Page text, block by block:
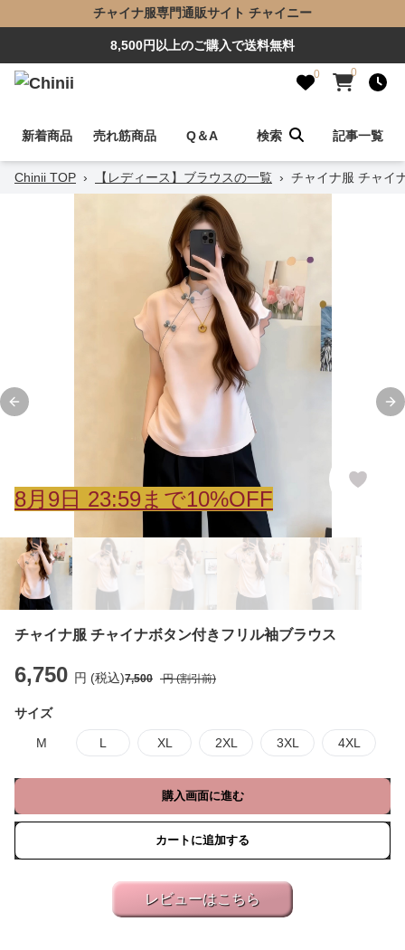
チャイナ服専門通販サイト チャイニー
8,500円以上のご購入で送料無料
0 0
新着商品 売れ筋商品 Q＆A 検索 記事一覧
Chinii TOP › 【レディース】ブラウスの一覧 › チャイナ服 チャイ
Previous slide
8月 9日 23:59まで10%OFF
チャイナ服 チャイナボタン付きフリル袖ブラウス
6,750 円 (税込)7,500 円 (割引前)
サイズ
M L XL 2XL 3XL 4XL
購入画面に進む
カートに追加する
レビューはこちら